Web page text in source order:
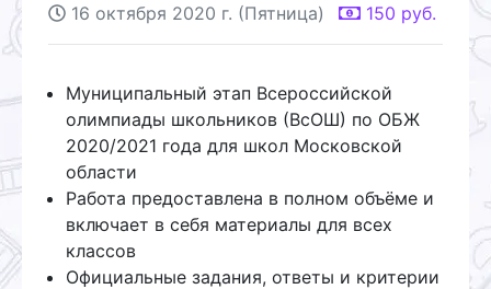
16 октября 2020 г. (Пятница) 150 руб.
Муниципальный этап Всероссийской
олимпиады школьников (ВсОШ) по ОБЖ
2020/2021 года для школ Московской
области
Работа предоставлена в полном объёме и
включает в себя материалы для всех
классов
Официальные задания, ответы и критерии